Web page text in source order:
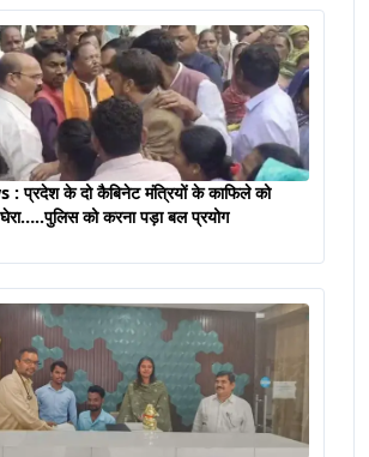
के दो कैबिनेट मंत्रियों के काफिले को
को करना पड़ा बल प्रयोग